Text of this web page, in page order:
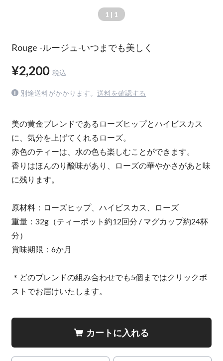
1 | 1
Rouge -ルージュ-いつまでも美しく
¥2,200 税込
別途送料がかかります。 送料を確認する
美の黄金ブレンドであるローズヒップとハイビスカス
に、気分を上げてくれるローズ。
赤色のティーは、水の色も楽しむことができます。
香りはほんのり酸味があり、ローズの華やかさがあと味
に残ります。
原材料：ローズヒップ、ハイビスカス、ローズ
重量：32g（ティーポット約12回分 / マグカップ約24杯
分）
賞味期限：6か月
＊どのブレンドの組み合わせでも5個まではクリックポ
ストでお届けいたします。
カートに入れる